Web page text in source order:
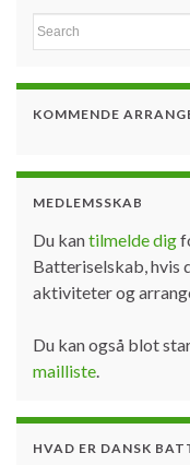
Search for:
KOMMENDE
MEDLEMSSKAB
Du kantilmelde dig
Batteriselskab, hvis
aktiviteter og
Du kan også blot
mailliste.
HVAD ER DANSK